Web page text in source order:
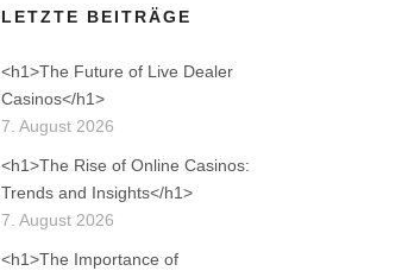
LETZTE BEITRÄGE
<h1>The Future of Live Dealer
Casinos</h1>
7. August 2026
<h1>The Rise of Online Casinos:
Trends and Insights</h1>
7. August 2026
<h1>The Importance of